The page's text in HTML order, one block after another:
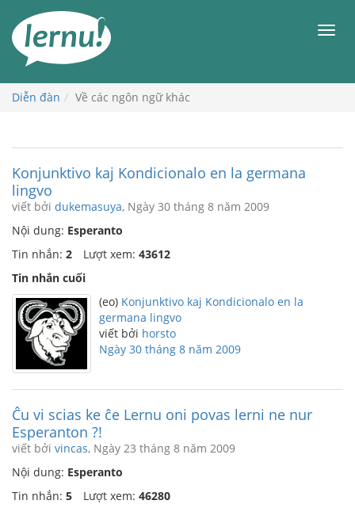
đến
phần
dung
Diễn đàn Về các ngôn ngữ khác
Konjunktivo kaj Kondicionalo en la germana
lingvo
viết bởi dukemasuya, Ngày 30 tháng 8 năm 2009
Nội dung: Esperanto
Tin nhắn: 2 Lượt xem: 43612
Tin nhắn cuối
(eo) Konjunktivo kaj Kondicionalo en la
germana lingvo
viết bởi horsto
Ngày 30 tháng 8 năm 2009
Ĉu vi scias ke ĉe Lernu oni povas lerni ne nur
Esperanton ?!
viết bởi vincas, Ngày 23 tháng 8 năm 2009
Nội dung: Esperanto
Tin nhắn: 5 Lượt xem: 46280